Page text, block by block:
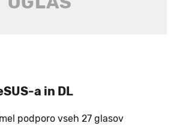
a in DL
podporo vseh 27 glasov